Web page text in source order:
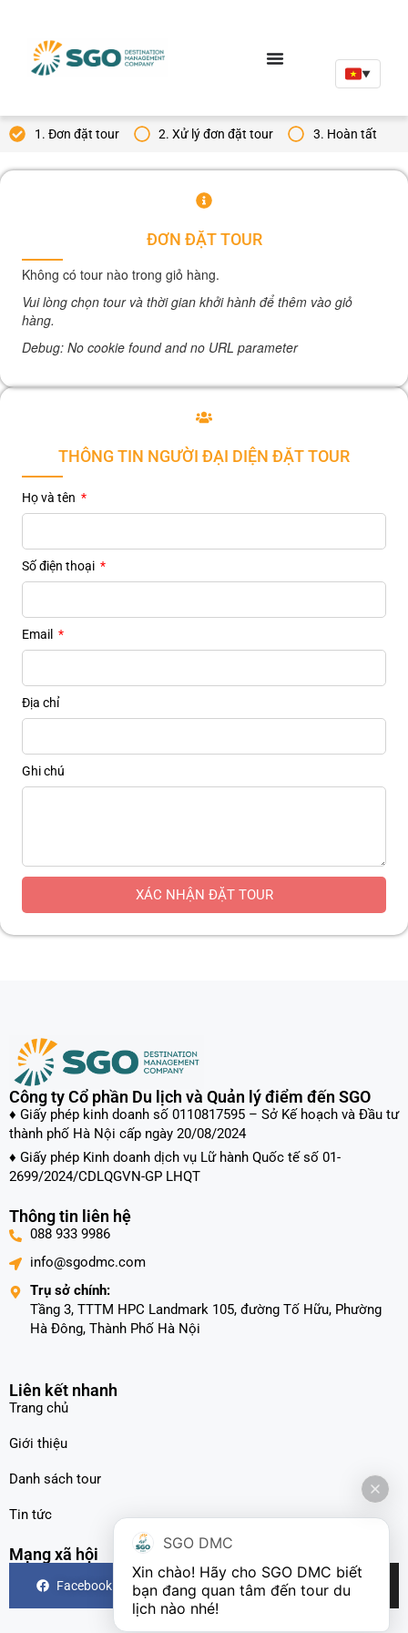
▼
1. Đơn đặt tour 2. Xử lý đơn đặt tour 3. Hoàn tất
ĐƠN ĐẶT TOUR
Không có tour nào trong giỏ hàng.
Vui lòng chọn tour và thời gian khởi hành để thêm vào giỏ
hàng.
Debug: No cookie found and no URL parameter
THÔNG TIN NGƯỜI ĐẠI DIỆN ĐẶT TOUR
Họ và tên
Số điện thoại
Email
Địa chỉ
Ghi chú
XÁC NHẬN ĐẶT TOUR
Công ty Cổ phần Du lịch và Quản lý điểm đến SGO
♦ Giấy phép kinh doanh số 0110817595 – Sở Kế hoạch và Đầu tư
thành phố Hà Nội cấp ngày 20/08/2024
♦ Giấy phép Kinh doanh dịch vụ Lữ hành Quốc tế số 01-
2699/2024/CDLQGVN-GP LHQT
Thông tin liên hệ
088 933 9986
info@sgodmc.com
Trụ sở chính:
Tầng 3, TTTM HPC Landmark 105, đường Tố Hữu, Phường
Hà Đông, Thành Phố Hà Nội
Liên kết nhanh
Trang chủ
Giới thiệu
Danh sách tour
Tin tức
Mạng xã hội
Facebook Instagram TikTok
SGO DMC
Xin chào! Hãy cho SGO DMC biết
bạn đang quan tâm đến tour du
lịch nào nhé!